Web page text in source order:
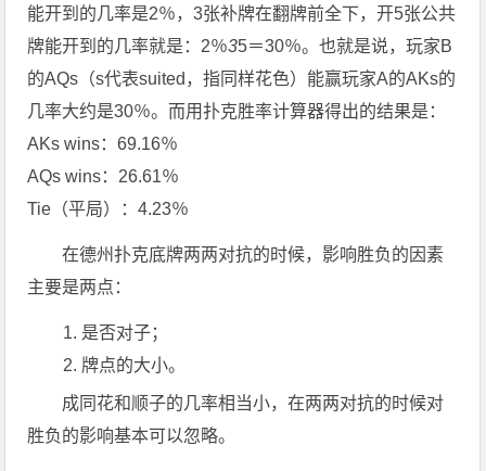
能开到的几率是2％，3张补牌在翻牌前全下，开5张公共
牌能开到的几率就是：2％35＝30％。也就是说，玩家B
的AQs（s代表suited，指同样花色）能赢玩家A的AKs的
几率大约是30％。而用扑克胜率计算器得出的结果是：
AKs wins：69.16％
AQs wins：26.61％
Tie（平局）：4.23％
在德州扑克底牌两两对抗的时候，影响胜负的因素
主要是两点：
是否对子；
牌点的大小。
成同花和顺子的几率相当小，在两两对抗的时候对
胜负的影响基本可以忽略。